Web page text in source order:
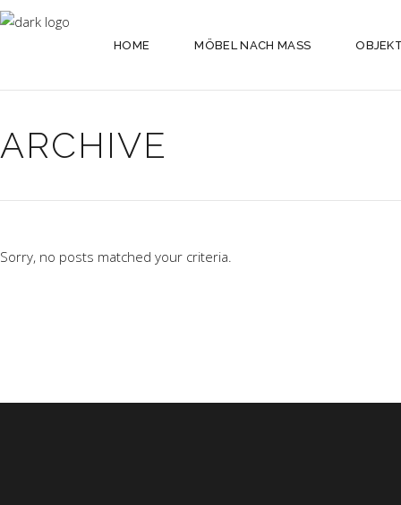
HOME MÖBEL NACH MASS
ARCHIVE
Sorry, no posts matched your criteria.